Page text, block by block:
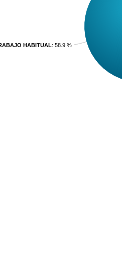
HABITUAL: 58.9 %